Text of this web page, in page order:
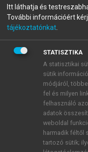
fiókoddal,
A regisztráció után a
BELÉPÉS
ÚJ FIÓK
1 óra díjmentes
E-MAIL-CÍM
Itt láthatja és
További információért
tájékoztatónkat
STATISZTIKA
A statisztikai
sütik
módjáról,
fel és milyen
felhasználó
adatok
weboldal
harmadik féltől
tartozó sütik;